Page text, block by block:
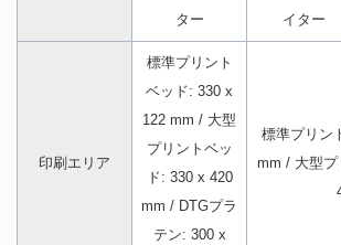
ター
イター
印刷エリア
標準プリント
ベッド: 330 x
122 mm / 大型
プリントベッ
ド: 330 x 420
mm / DTGプラ
テン: 300 x
標準プリン
mm / 大型プ